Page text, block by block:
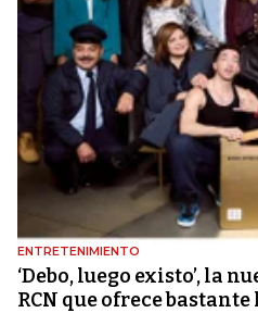
ENTRETENIMIENTO
‘Debo, luego existo’, la
RCN que ofrece